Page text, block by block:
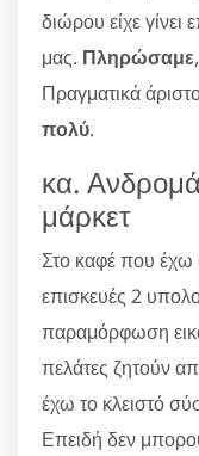
διώρου είχε γίνει
μας. Πληρώσαμε
Πραγματικά
πολύ.
κα.
μάρκετ
Στο καφέ που έχω
επισκευές 2
παραμόρφωση
πελάτες ζητούν
έχω το κλειστό
Επειδή δεν